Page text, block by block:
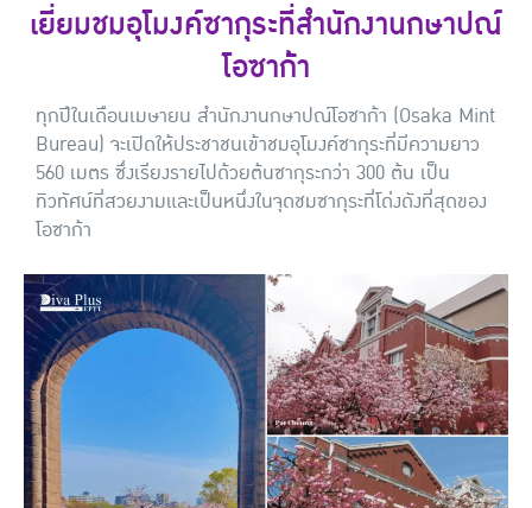
เยี่ยมชมอุโมงค์ซากุระที่สำนักงานกษาปณ์
โอซาก้า
ทุกปีในเดือนเมษายน สำนักงานกษาปณ์โอซาก้า (Osaka Mint
Bureau) จะเปิดให้ประชาชนเข้าชมอุโมงค์ซากุระที่มีความยาว
560 เมตร ซึ่งเรียงรายไปด้วยต้นซากุระกว่า 300 ต้น เป็น
ทิวทัศน์ที่สวยงามและเป็นหนึ่งในจุดชมซากุระที่โด่งดังที่สุดของ
โอซาก้า